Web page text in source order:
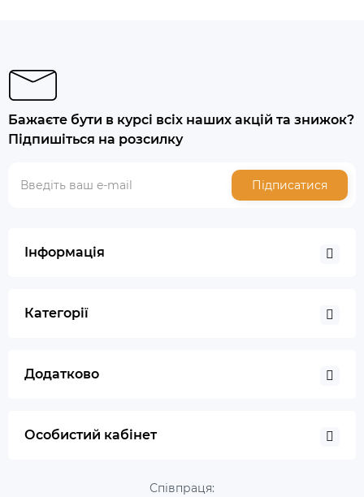
Бажаєте бути в курсі всіх наших акцій та знижок?
Підпишіться на розсилку
Підписатися
Інформація
Категорії
Додатково
Особистий кабінет
Співпраця: